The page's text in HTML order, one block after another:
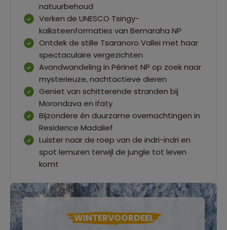
natuurbehoud
Verken de UNESCO Tsingy-
kalksteenformaties van Bemaraha NP
Ontdek de stille Tsaranoro Vallei met haar
spectaculaire vergezichten
Avondwandeling in Périnet NP op zoek naar
mysterieuze, nachtactieve dieren
Geniet van schitterende stranden bij
Morondava en Ifaty
Bijzondere én duurzame overnachtingen in
Residence Madalief
Luister naar de roep van de indri-indri en
spot lemuren terwijl de jungle tot leven
komt
WINTERVOORDEEL